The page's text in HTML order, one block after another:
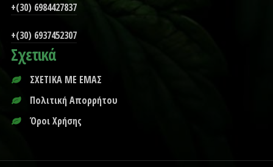
+(30) 6984427837
+(30) 6937452307
Σχετικά
ΣΧΕΤΙΚΑ ΜΕ ΕΜΑΣ
Πολιτική Απορρήτου
Όροι Χρήσης